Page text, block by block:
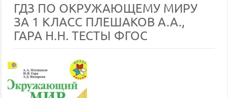
ГДЗ ПО ОКРУЖАЮЩЕМУ МИРУ
ЗА 1 КЛАСС ПЛЕШАКОВ А.А.,
ГАРА Н.Н. ТЕСТЫ ФГОС